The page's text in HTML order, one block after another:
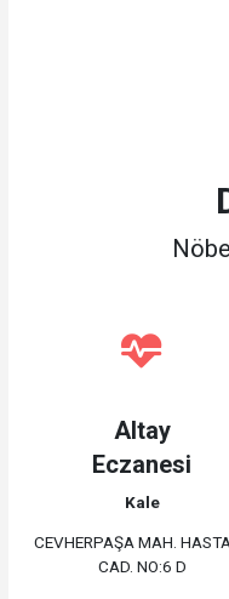
Altay
Eczanesi
Kale
CEVHERPAŞA MAH.
CAD. NO:6 D